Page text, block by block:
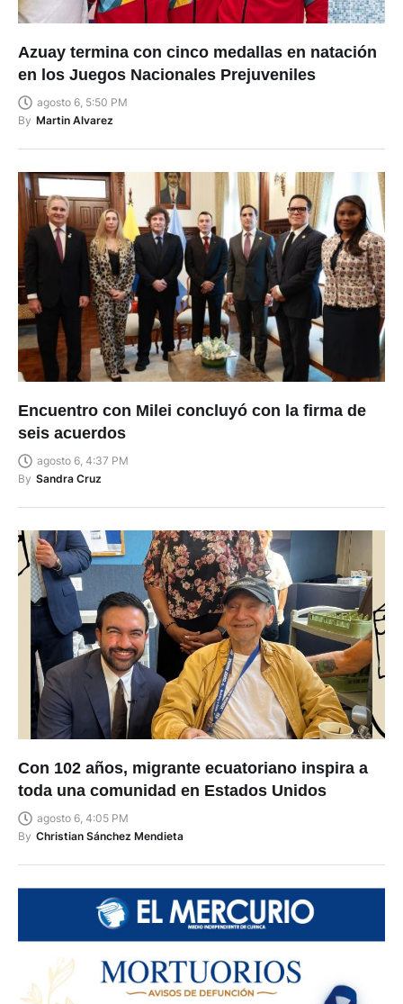
Azuay termina con cinco medallas en natación
en los Juegos Nacionales Prejuveniles
agosto 6, 5:50 PM
By Martin Alvarez
Encuentro con Milei concluyó con la firma de
seis acuerdos
agosto 6, 4:37 PM
By Sandra Cruz
Con 102 años, migrante ecuatoriano inspira a
toda una comunidad en Estados Unidos
agosto 6, 4:05 PM
By Christian Sánchez Mendieta